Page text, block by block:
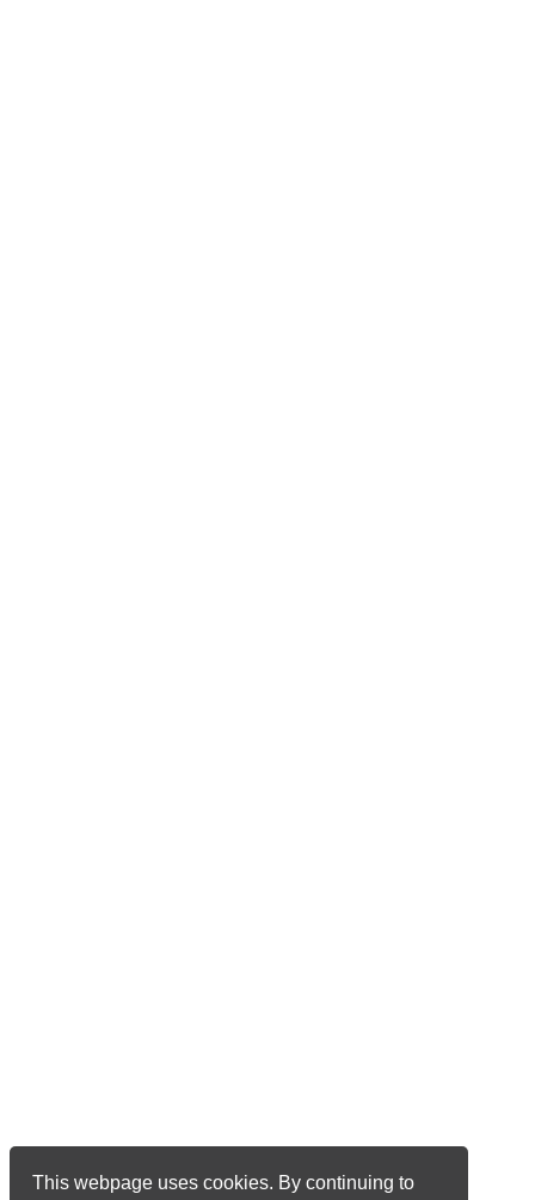
This webpage uses cookies. By continuing to